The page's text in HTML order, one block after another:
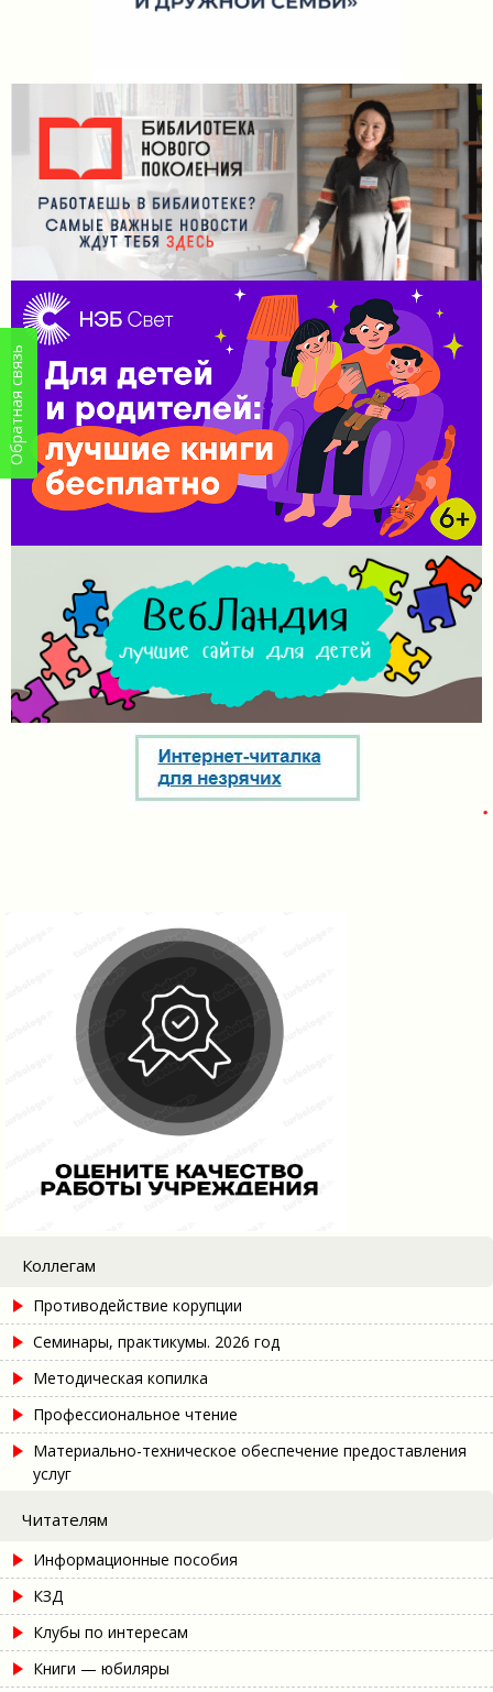
Коллегам
Противодействие корупции
Семинары, практикумы. 2026 год
Методическая копилка
Профессиональное чтение
Материально-техническое обеспечение предоставления
услуг
Читателям
Информационные пособия
КЗД
Клубы по интересам
Книги — юбиляры
Обратная связь